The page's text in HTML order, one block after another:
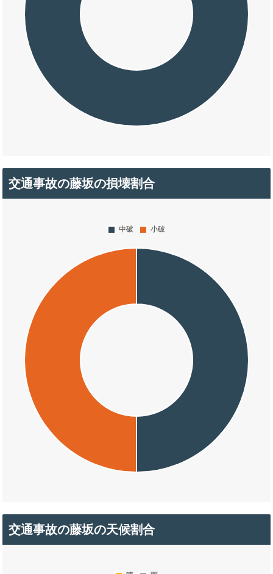
交通事故の藤坂の損壊割合
交通事故の藤坂の天候割合